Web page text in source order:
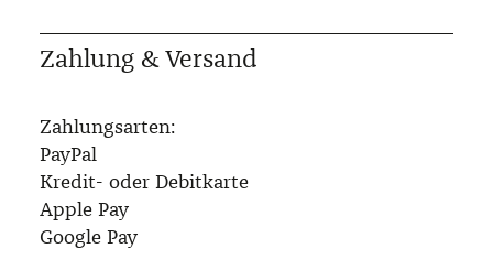
Zahlung & Versand
Zahlungsarten:
PayPal
Kredit- oder Debitkarte
Apple Pay
Google Pay